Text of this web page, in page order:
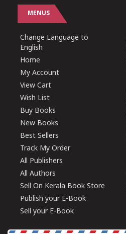
MENUS
Change Language to
English
Home
My Account
View Cart
Wish List
Buy Books
New Books
Best Sellers
Track My Order
All Publishers
All Authors
Sell On Kerala Book Store
Publish your E-Book
Sell your E-Book